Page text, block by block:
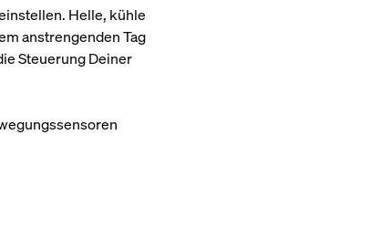
Helle, kühle
anstrengenden Tag
Steuerung Deiner